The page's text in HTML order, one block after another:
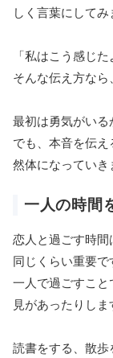
しく言葉にしてみ
「私はこう感じ
そんな伝え方なら
最初は勇気がいる
でも、本音を伝
然体になっていき
一人の時間
恋人と過ごす時
同じくらい重要で
一人で過ごすこ
見があったりしま
読書をする、散歩